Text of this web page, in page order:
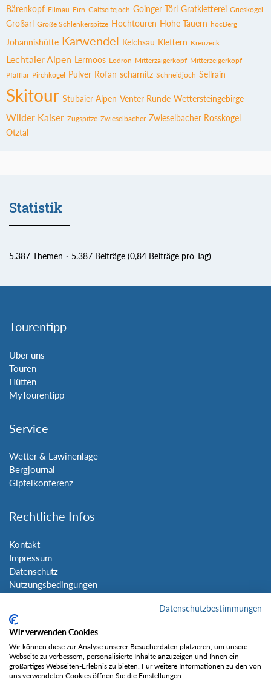
Bärenkopf Ellmau Firn Galtseitejoch Goinger Törl Gratkletterei Grieskogel
Großarl Große Schlenkerspitze Hochtouren Hohe Tauern höcBerg
Johannishütte Karwendel Kelchsau Klettern Kreuzeck
Lechtaler Alpen Lermoos Lodron Mitterzaigerkopf Mitterzeigerkopf
Pfafflar Pirchkogel Pulver Rofan scharnitz Schneidjoch Sellrain
Skitour Stubaier Alpen Venter Runde Wettersteingebirge
Wilder Kaiser Zugspitze Zwieselbacher Zwieselbacher Rosskogel
Ötztal
Statistik
5.387 Themen 5.387 Beiträge (0,84 Beiträge pro Tag)
Tourentipp
Über uns
Touren
Hütten
MyTourentipp
Service
Wetter & Lawinenlage
Bergjournal
Gipfelkonferenz
Rechtliche Infos
Kontakt
Impressum
Datenschutz
Nutzungsbedingungen
Social Media
Datenschutzbestimmungen
Wir verwenden Cookies
Wir können diese zur Analyse unserer Besucherdaten platzieren, um unsere
Webseite zu verbessern, personalisierte Inhalte anzuzeigen und Ihnen ein
großartiges Webseiten-Erlebnis zu bieten. Für weitere Informationen zu den von
uns verwendeten Cookies öffnen Sie die Einstellungen.